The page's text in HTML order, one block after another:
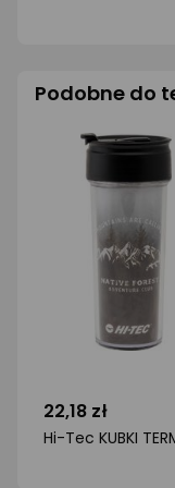
Podobne do
22,18 zł